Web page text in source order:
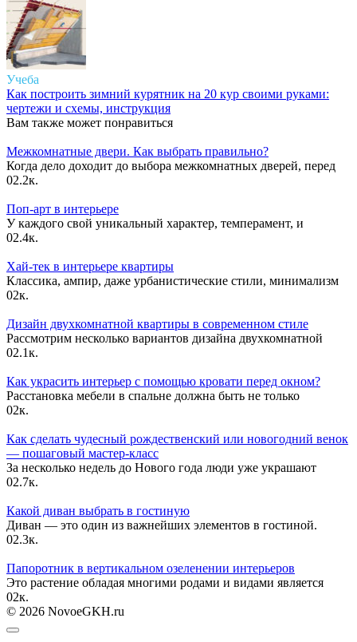
Учеба
Как построить зимний курятник на 20 кур своими руками:
чертежи и схемы, инструкция
Вам также может понравиться
Межкомнатные двери. Как выбрать правильно?
Когда дело доходит до выбора межкомнатных дверей, перед
02.2к.
Поп-арт в интерьере
У каждого свой уникальный характер, темперамент, и
02.4к.
Хай-тек в интерьере квартиры
Классика, ампир, даже урбанистические стили, минимализм
02к.
Дизайн двухкомнатной квартиры в современном стиле
Рассмотрим несколько вариантов дизайна двухкомнатной
02.1к.
Как украсить интерьер с помощью кровати перед окном?
Расстановка мебели в спальне должна быть не только
02к.
Как сделать чудесный рождественский или новогодний венок
— пошаговый мастер-класс
За несколько недель до Нового года люди уже украшают
02.7к.
Какой диван выбрать в гостиную
Диван — это один из важнейших элементов в гостиной.
02.3к.
Папоротник в вертикальном озеленении интерьеров
Это растение обладая многими родами и видами является
02к.
© 2026 NovoeGKH.ru